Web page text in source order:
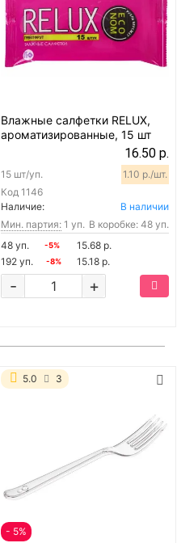
Влажные салфетки RELUX,
ароматизированные, 15 шт
16.50 р.
Код 1146
15 шт/уп. 1.10 р./шт.
Наличие:
В наличии
Мин. партия: 1 уп. В коробке: 48 уп.
48 уп.
-5%
15.68 р.
192 уп.
-8% 15.18 р.
+
-
5.0 3
- 5%